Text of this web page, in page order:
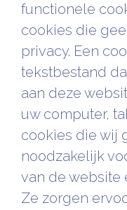
functionele
cookies die
privacy. Een
tekstbestand
aan deze
uw computer,
cookies die wij
noodzakelijk
van de website
Ze zorgen